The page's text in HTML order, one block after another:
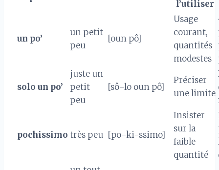
l’utiliser
un po’
un petit
peu
[oun pô]
Usage
courant,
quantités
modestes
solo un po’
juste un
petit
peu
[sô-lo oun pô]
Préciser
une limite
pochissimo très peu [po-ki-ssimo]
Insister
sur la
faible
quantité